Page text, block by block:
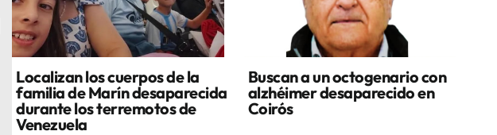
Localizan los cuerpos de la
familia de Marín desaparecida
durante los terremotos de
Venezuela
Buscan a un octogenario con
alzhéimer desaparecido en
Coirós